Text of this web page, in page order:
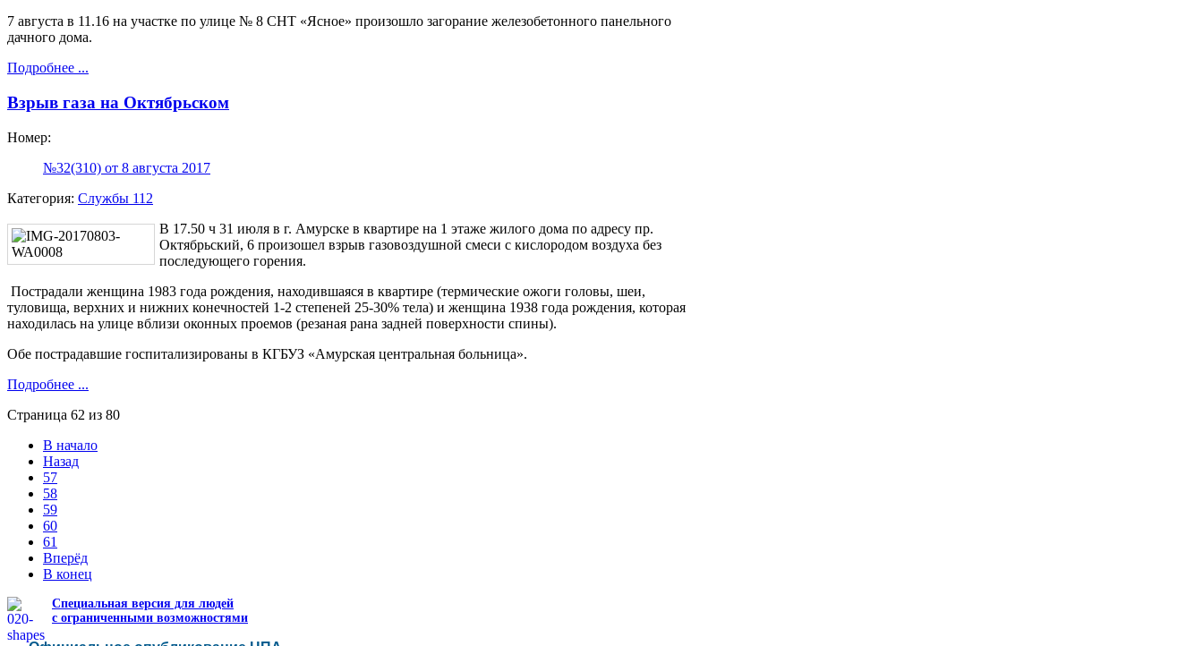
7 августа в 11.16 на участке по улице № 8 СНТ «Ясное» произошло загорание железобетонного панельного
дачного дома.
Подробнее ...
Взрыв газа на Октябрьском
Номер:
№32(310) от 8 августа 2017
Категория: Службы 112
В 17.50 ч 31 июля в г. Амурске в квартире на 1 этаже жилого дома по адресу пр.
Октябрьский, 6 произошел взрыв газовоздушной смеси с кислородом воздуха без
последующего горения.
Пострадали женщина 1983 года рождения, находившаяся в квартире (термические ожоги головы, шеи,
туловища, верхних и нижних конечностей 1-2 степеней 25-30% тела) и женщина 1938 года рождения, которая
находилась на улице вблизи оконных проемов (резаная рана задней поверхности спины).
Обе пострадавшие госпитализированы в КГБУЗ «Амурская центральная больница».
Подробнее ...
Страница 62 из 80
В начало
Назад
57
58
59
60
61
Вперёд
В конец
Специальная версия для людей
с ограниченными возможностями